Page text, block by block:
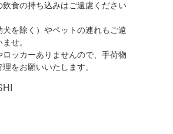
飲食の持ち込みはご遠慮ください
犬を除く）やペットの連れもご遠
せ。
ッカーありませんので、 手荷物
をお願いいたします。